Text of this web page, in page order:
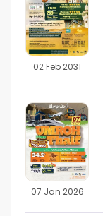
02 Feb 2031
07 Jan 2026